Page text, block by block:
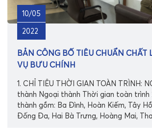
10/05
2022
BẢN CÔNG BỐ TIÊU CHUẨN CHẤT
VỤ BƯU CHÍNH
1. CHỈ TIÊU THỜI GIAN TOÀN TRÌNH:
thành Ngoại thành Thời gian toàn trình
thành gồm: Ba Đình, Hoàn Kiếm, Tây
Đống Đa, Hai Bà Trưng, Hoàng Mai,